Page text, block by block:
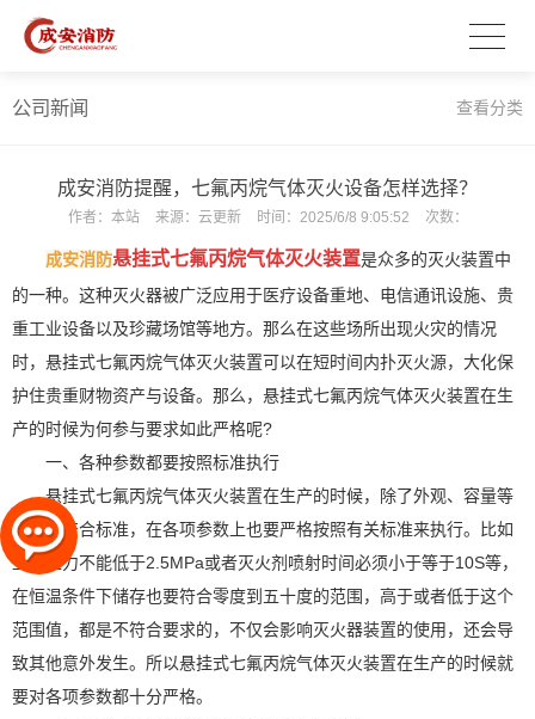
公司新闻 查看分类
成安消防提醒，七氟丙烷气体灭火设备怎样选择？
作者： 本站 来源： 云更新 时间： 2025/6/8 9:05:52 次数：
成安消防悬挂式七氟丙烷气体灭火装置是众多的灭火装置中
的一种。这种灭火器被广泛应用于医疗设备重地、电信通讯设施、贵
重工业设备以及珍藏场馆等地方。那么在这些场所出现火灾的情况
时，悬挂式七氟丙烷气体灭火装置可以在短时间内扑灭火源，大化保
护住贵重财物资产与设备。那么，悬挂式七氟丙烷气体灭火装置在生
产的时候为何参与要求如此严格呢?
一、各种参数都要按照标准执行
悬挂式七氟丙烷气体灭火装置在生产的时候，除了外观、容量等
方面要符合标准，在各项参数上也要严格按照有关标准来执行。比如
工作压力不能低于2.5MPa或者灭火剂喷射时间必须小于等于10S等，
在恒温条件下储存也要符合零度到五十度的范围，高于或者低于这个
范围值，都是不符合要求的，不仅会影响灭火器装置的使用，还会导
致其他意外发生。所以悬挂式七氟丙烷气体灭火装置在生产的时候就
要对各项参数都十分严格。